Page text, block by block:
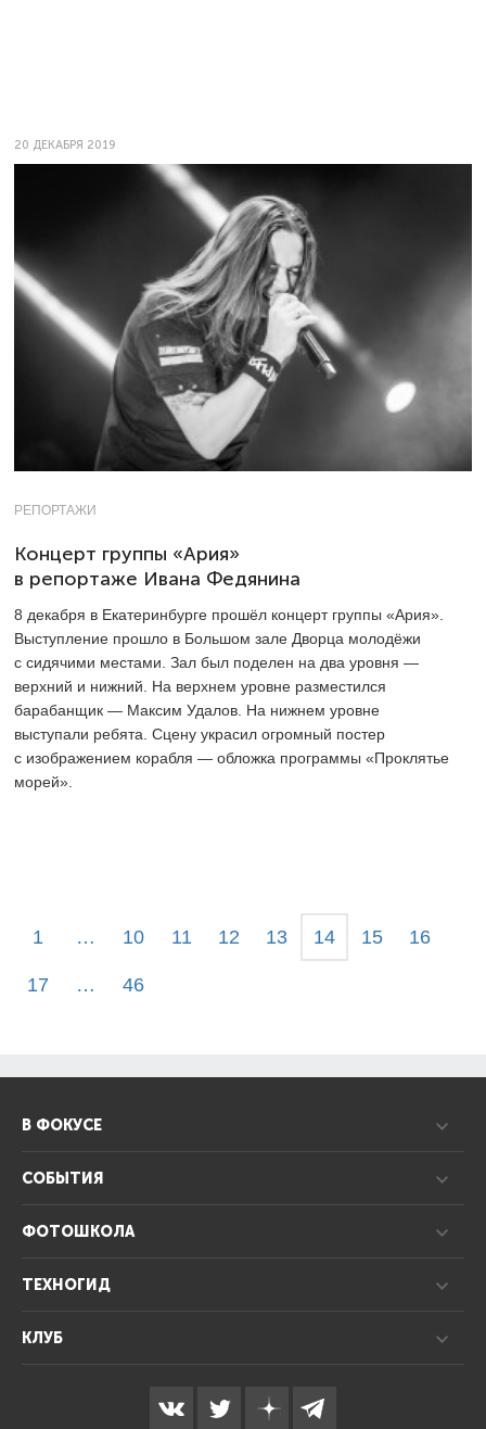
20 ДЕКАБРЯ 2019
РЕПОРТАЖИ
Концерт группы «Ария»
в репортаже Ивана Федянина
8 декабря в Екатеринбурге прошёл концерт группы «Ария».
Выступление прошло в Большом зале Дворца молодёжи
с сидячими местами. Зал был поделен на два уровня —
верхний и нижний. На верхнем уровне разместился
барабанщик — Максим Удалов. На нижнем уровне
выступали ребята. Сцену украсил огромный постер
с изображением корабля — обложка программы «Проклятье
морей».
1 … 10 11 12 13 14 15 16
17 … 46
В ФОКУСЕ
СОБЫТИЯ
ФОТОШКОЛА
ТЕХНОГИД
КЛУБ